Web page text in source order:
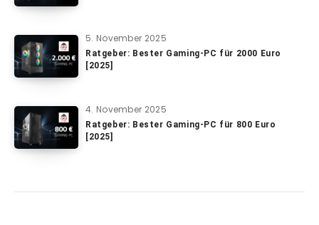
5. November 2025
Ratgeber: Bester Gaming-PC für 2000 Euro
[2025]
4. November 2025
Ratgeber: Bester Gaming-PC für 800 Euro
[2025]